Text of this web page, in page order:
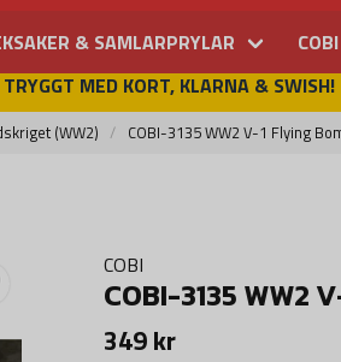
& SAMLARPRYLAR
MED KORT, KLARNA & SWISH!
(WW2) COBI-3135 WW2 V-1 Flying
COBI
COBI-3135 WW2
349 kr